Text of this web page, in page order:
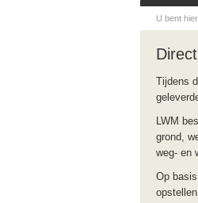
U bent
Tijdens
LWM
grond,
weg- en
Op